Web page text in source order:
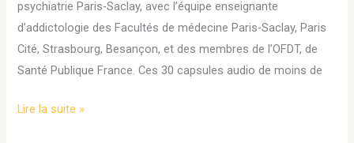
psychiatrie Paris-Saclay, avec l’équipe enseignante
d’addictologie des Facultés de médecine Paris-Saclay, Paris
Cité, Strasbourg, Besançon, et des membres de l’OFDT, de
Santé Publique France. Ces 30 capsules audio de moins de
Lire la suite »